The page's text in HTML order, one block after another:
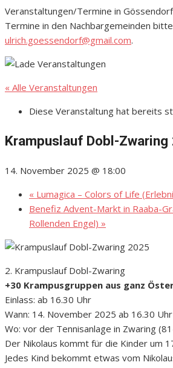
Veranstaltungen/Termine in
Termine in den Nachbargemeinden
ulrich.goessendorf@gmail.com.
« Alle Veranstaltungen
Diese Veranstaltung hat bereits
Krampuslauf Dobl-Zwaring
14. November 2025 @ 18:00
« Lumagica – Colors of Life
Benefiz Advent-Markt in Raaba-
Rollenden Engel) »
2. Krampuslauf Dobl-Zwaring
+30 Krampusgruppen aus ganz
Einlass: ab 16.30 Uhr
Wann: 14. November 2025 ab 16.30 Uhr
Wo: vor der Tennisanlage in Zwaring
Der Nikolaus kommt für die Kinder um
Jedes Kind bekommt etwas vom